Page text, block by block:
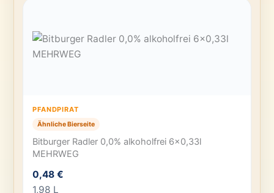
PFANDPIRAT
Ähnliche Bierseite
Bitburger Radler 0,0% alkoholfrei 6×0,33l
MEHRWEG
0,48 €
1,98 L